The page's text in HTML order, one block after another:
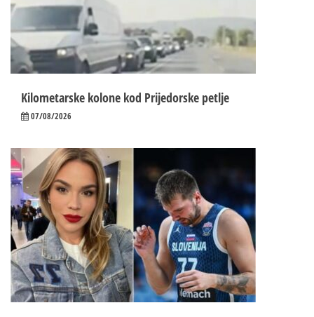
Kilometarske kolone kod Prijedorske petlje
07/08/2026